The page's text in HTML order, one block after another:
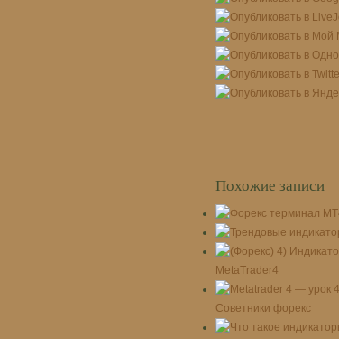
Похожие записи
MetaTrader4
Советники форекс